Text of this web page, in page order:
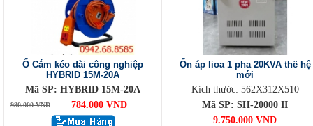
Ổ Cắm kéo dài công nghiệp
HYBRID 15M-20A
Mã SP: HYBRID 15M-20A
980.000 VND 784.000 VND
Ổn áp lioa 1 pha 20KVA thế hệ
mới
Kích thước: 562X312X510
Mã SP: SH-20000 II
9.750.000 VND